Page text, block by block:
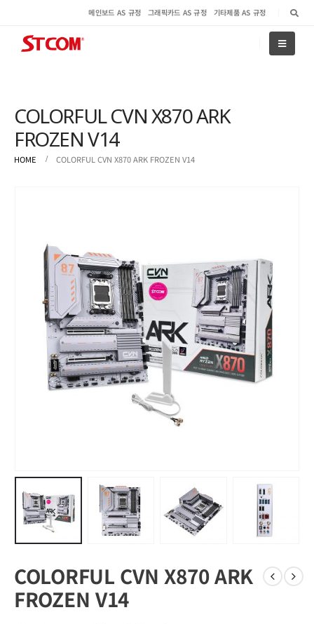
메인보드 AS 규정 그래픽카드 AS 규정 기타제품 AS 규정
COLORFUL CVN X870 ARK
FROZEN V14
HOME COLORFUL CVN X870 ARK FROZEN V14
COLORFUL CVN X870 ARK
FROZEN V14